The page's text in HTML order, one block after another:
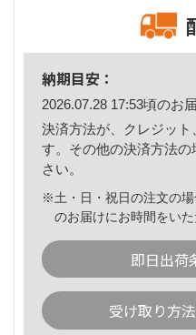
納期目安：
2026.07.28 17:53頃のお
決済方法が、クレジッ
す。その他の決済方法の
さい。
※土・日・祝日の注文の
のお届けにお時間をい
即日出荷
受け取り方